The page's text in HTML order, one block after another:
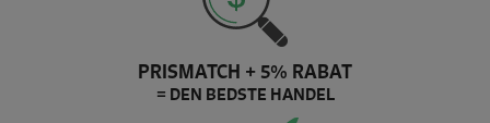
PRISMATCH + 5% RABAT
= DEN BEDSTE HANDEL